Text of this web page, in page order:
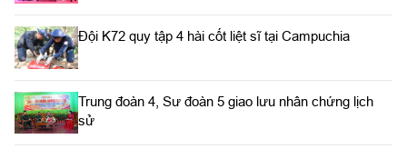
Đội K72 quy tập 4 hài cốt liệt sĩ tại Campuchia
Trung đoàn 4, Sư đoàn 5 giao lưu nhân chứng lịch
sử